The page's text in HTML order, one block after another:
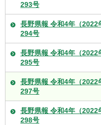
293号
長野県報 令和4年（2022
294号
長野県報 令和4年（2022
295号
長野県報 令和4年（2022
297号
長野県報 令和4年（2022
298号